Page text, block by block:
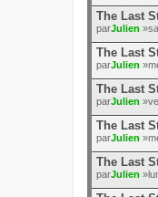
The Last
parJulien
The Last
parJulien
The Last
parJulien
The Last
parJulien
The Last
parJulien